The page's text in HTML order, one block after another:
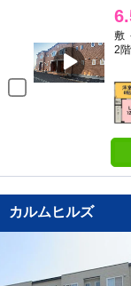
敷
2
カルムヒルズ